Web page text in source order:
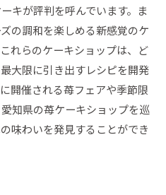
キが評判を呼んでいます。ま
の調和を楽しめる新感覚のケ
れらのケーキショップは、ど
大限に引き出すレシピを開発
開催される苺フェアや季節限
知県の苺ケーキショップを巡
味わいを発見することができ